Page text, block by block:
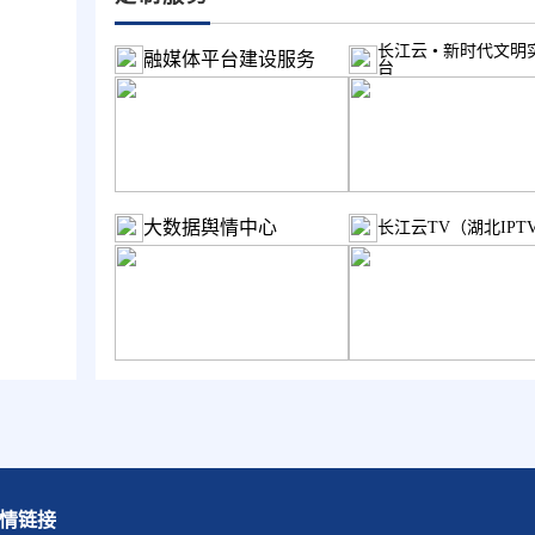
融媒体平台建设服务
长江云 • 新时代文明
台
大数据舆情中心 长江云TV（湖北
链接